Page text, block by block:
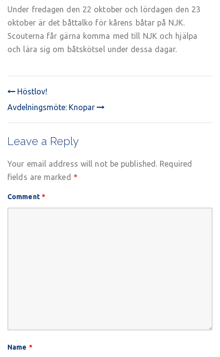
Under fredagen den 22 oktober och lördagen den 23
oktober är det båttalko för kårens båtar på NJK.
Scouterna får gärna komma med till NJK och hjälpa
och lära sig om båtskötsel under dessa dagar.
POST
NAVIGATION
Höstlov!
Avdelningsmöte: Knopar
Leave a Reply
Your email address will not be published. Required
fields are marked *
Comment *
Name *